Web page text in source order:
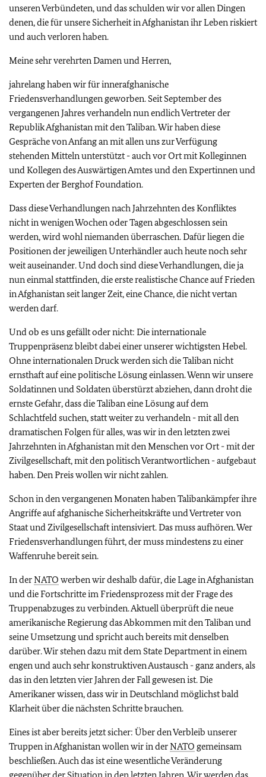
unseren Verbündeten, und das schulden wir vor allen Dingen
denen, die für unsere Sicherheit in Afghanistan ihr Leben riskiert
und auch verloren haben.
Meine sehr verehrten Damen und Herren,
jahrelang haben wir für innerafghanische
Friedensverhandlungen geworben. Seit September des
vergangenen Jahres verhandeln nun endlich Vertreter der
Republik Afghanistan mit den Taliban. Wir haben diese
Gespräche von Anfang an mit allen uns zur Verfügung
stehenden Mitteln unterstützt - auch vor Ort mit Kolleginnen
und Kollegen des Auswärtigen Amtes und den Expertinnen und
Experten der Berghof Foundation.
Dass diese Verhandlungen nach Jahrzehnten des Konfliktes
nicht in wenigen Wochen oder Tagen abgeschlossen sein
werden, wird wohl niemanden überraschen. Dafür liegen die
Positionen der jeweiligen Unterhändler auch heute noch sehr
weit auseinander. Und doch sind diese Verhandlungen, die ja
nun einmal stattfinden, die erste realistische Chance auf Frieden
in Afghanistan seit langer Zeit, eine Chance, die nicht vertan
werden darf.
Und ob es uns gefällt oder nicht: Die internationale
Truppenpräsenz bleibt dabei einer unserer wichtigsten Hebel.
Ohne internationalen Druck werden sich die Taliban nicht
ernsthaft auf eine politische Lösung einlassen. Wenn wir unsere
Soldatinnen und Soldaten überstürzt abziehen, dann droht die
ernste Gefahr, dass die Taliban eine Lösung auf dem
Schlachtfeld suchen, statt weiter zu verhandeln - mit all den
dramatischen Folgen für alles, was wir in den letzten zwei
Jahrzehnten in Afghanistan mit den Menschen vor Ort - mit der
Zivilgesellschaft, mit den politisch Verantwortlichen - aufgebaut
haben. Den Preis wollen wir nicht zahlen.
Schon in den vergangenen Monaten haben Talibankämpfer ihre
Angriffe auf afghanische Sicherheitskräfte und Vertreter von
Staat und Zivilgesellschaft intensiviert. Das muss aufhören. Wer
Friedensverhandlungen führt, der muss mindestens zu einer
Waffenruhe bereit sein.
In derNATO werben wir deshalb dafür, die Lage in Afghanistan
und die Fortschritte im Friedensprozess mit der Frage des
Truppenabzuges zu verbinden. Aktuell überprüft die neue
amerikanische Regierung das Abkommen mit den Taliban und
seine Umsetzung und spricht auch bereits mit denselben
darüber. Wir stehen dazu mit dem State Department in einem
engen und auch sehr konstruktiven Austausch - ganz anders, als
das in den letzten vier Jahren der Fall gewesen ist. Die
Amerikaner wissen, dass wir in Deutschland möglichst bald
Klarheit über die nächsten Schritte brauchen.
Eines ist aber bereits jetzt sicher: Über den Verbleib unserer
Truppen in Afghanistan wollen wir in derNATO gemeinsam
beschließen. Auch das ist eine wesentliche Veränderung